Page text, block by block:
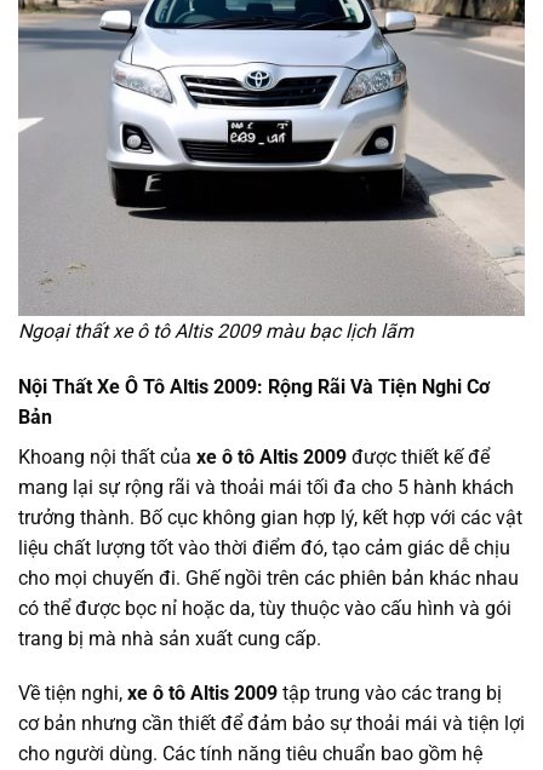
Ngoại thất xe ô tô Altis 2009 màu bạc lịch lãm
Nội Thất Xe Ô Tô Altis 2009: Rộng Rãi Và Tiện Nghi Cơ
Bản
Khoang nội thất của xe ô tô Altis 2009 được thiết kế để
mang lại sự rộng rãi và thoải mái tối đa cho 5 hành khách
trưởng thành. Bố cục không gian hợp lý, kết hợp với các vật
liệu chất lượng tốt vào thời điểm đó, tạo cảm giác dễ chịu
cho mọi chuyến đi. Ghế ngồi trên các phiên bản khác nhau
có thể được bọc nỉ hoặc da, tùy thuộc vào cấu hình và gói
trang bị mà nhà sản xuất cung cấp.
Về tiện nghi, xe ô tô Altis 2009 tập trung vào các trang bị
cơ bản nhưng cần thiết để đảm bảo sự thoải mái và tiện lợi
cho người dùng. Các tính năng tiêu chuẩn bao gồm hệ